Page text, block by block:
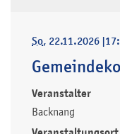
So, 22.11.2026 |
Veranstalter
Backnang